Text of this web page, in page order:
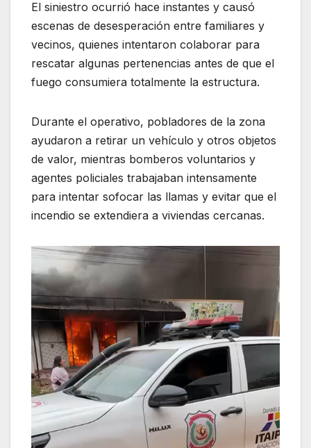
El siniestro ocurrió hace instantes y causó
escenas de desesperación entre familiares y
vecinos, quienes intentaron colaborar para
rescatar algunas pertenencias antes de que el
fuego consumiera totalmente la estructura.
Durante el operativo, pobladores de la zona
ayudaron a retirar un vehículo y otros objetos
de valor, mientras bomberos voluntarios y
agentes policiales trabajaban intensamente
para intentar sofocar las llamas y evitar que el
incendio se extendiera a viviendas cercanas.